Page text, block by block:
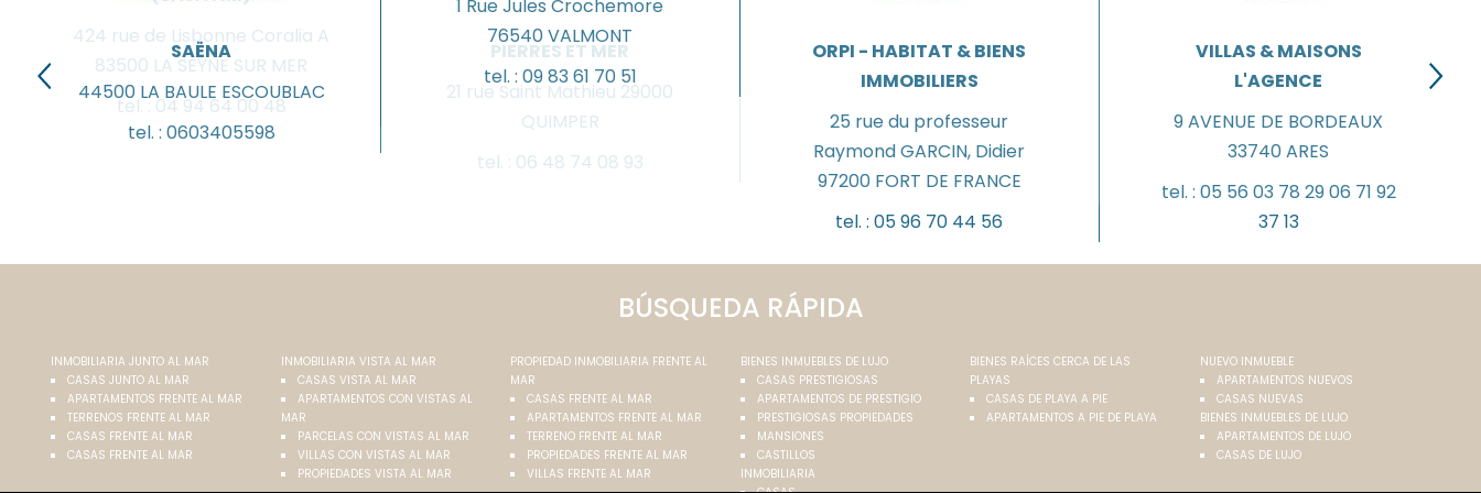
SAËNA
44500 LA BAULE ESCOUBLAC
tel. : 0603405598
1 Rue Jules Crochemore
76540VALMONT
tel. : 09 83 61 70 51
ORPI - HABITAT & BIENS
IMMOBILIERS
25 rue du professeur
Raymond GARCIN, Didier
97200 FORT DE FRANCE
tel. :05 96 70 44 56
VILLAS & MAISONS
L'AGENCE
9 AVENUE DE BORDEAUX
33740ARES
tel. : 05 56 03 78 29 06 71 92
37 13
424 rue de Lisbonne Coralia A
83500 LA SEYNE SUR MER
tel. : 04 94 64 00 48
PIERRES ET MER
21 rue Saint Mathieu 29000
QUIMPER
tel. : 06 48 74 08 93
BÚSQUEDA RÁPIDA
INMOBILIARIA JUNTO AL MAR
CASAS JUNTO AL MAR
APARTAMENTOS FRENTE AL MAR
TERRENOS FRENTE AL MAR
CASAS FRENTE AL MAR
CASAS FRENTE AL MAR
INMOBILIARIA VISTA AL MAR
CASAS VISTA AL MAR
APARTAMENTOS CON VISTAS AL
MAR
PARCELAS CON VISTAS AL MAR
VILLAS CON VISTAS AL MAR
PROPIEDADES VISTA AL MAR
PROPIEDAD INMOBILIARIA FRENTE AL
MAR
CASAS FRENTE AL MAR
APARTAMENTOS FRENTE AL MAR
TERRENO FRENTE AL MAR
PROPIEDADES FRENTE AL MAR
VILLAS FRENTE AL MAR
BIENES INMUEBLES DE LUJO
CASAS PRESTIGIOSAS
APARTAMENTOS DE PRESTIGIO
PRESTIGIOSAS PROPIEDADES
MANSIONES
CASTILLOS
BIENES RAÍCES CERCA DE LAS
PLAYAS
CASAS DE PLAYA A PIE
APARTAMENTOS A PIE DE PLAYA
NUEVO INMUEBLE
APARTAMENTOS NUEVOS
CASAS NUEVAS
BIENES INMUEBLES DE LUJO
APARTAMENTOS DE LUJO
CASAS DE LUJO
INMOBILIARIA